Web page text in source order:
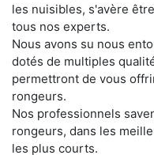
les nuisibles, s'avère
tous nos experts.
Nous avons su nous
dotés de multiples
permettront de vous
rongeurs.
Nos professionnels
rongeurs, dans les
les plus courts.